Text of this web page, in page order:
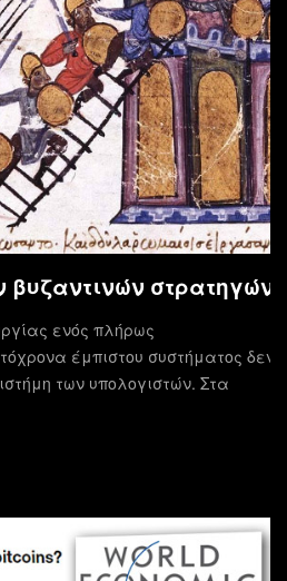
στρατηγών
ενός πλήρως
έμπιστου συστήματος δεν
των υπολογιστών. Στα